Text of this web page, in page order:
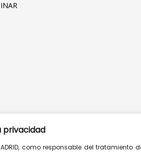
privacidad
MADRID, como responsable del tratamiento